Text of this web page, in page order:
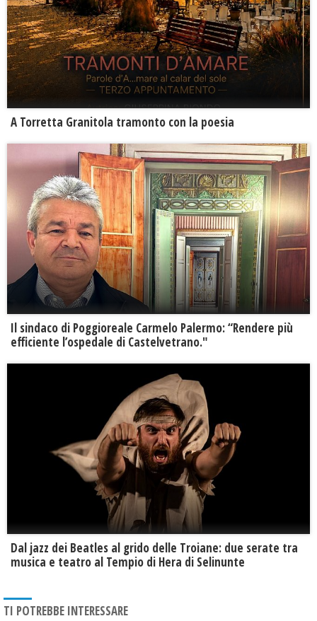
​A Torretta Granitola tramonto con la poesia
Il sindaco di Poggioreale Carmelo Palermo: “Rendere più
efficiente l’ospedale di Castelvetrano."
Dal jazz dei Beatles al grido delle Troiane: due serate tra
musica e teatro al Tempio di Hera di Selinunte
TI POTREBBE INTERESSARE